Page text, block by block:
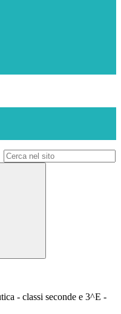
- classi seconde e 3^E -